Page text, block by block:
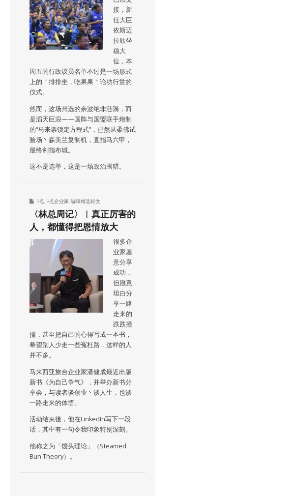
接，新
任大臣
依斯迈
拉欣坐
稳大
位，本
周五的行政议员名单不过是一场形式
上的＂排排坐，吃果果＂论功行赏的
仪式。
然而，这场州选的余波绝非涟漪，而
是滔天巨浪——国阵与国盟联手炮制
的“马来票锁定方程式”，已然从柔佛试
验场丶森美兰复制机，直指马六甲，
最终剑指布城。
这不是选举，这是一场政治围猎。
9点 9点企业家 编辑精选好文
〈林总周记〉︱真正厉害的
人，都懂得把恩情放大
很多企
业家愿
意分享
成功，
但愿意
坦白分
享一路
走来的
跌跌撞
撞，甚至把自己的心得写成一本书，
希望别人少走一些冤枉路，这样的人
并不多。
马来西亚旅台企业家潘健成最近出版
新书《为自己争气》，并举办新书分
享会，与读者谈创业丶谈人生，也谈
一路走来的体悟。
活动结束後，他在LinkedIn写下一段
话，其中有一句令我印象特别深刻。
他称之为「馒头理论」（Steamed
Bun Theory）。